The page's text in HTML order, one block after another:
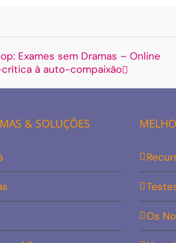
Exames sem Dramas – Online
à auto-compaixão
& SOLUÇÕES
Os